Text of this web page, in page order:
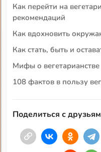
Как перейти на
рекомендаций
Как вдохновить
Как стать, быть и
Мифы о вегетарианстве
108 фактов в пользу
Поделиться с